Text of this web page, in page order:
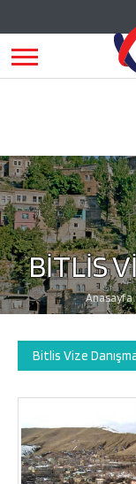
tüm
yanınızda!
koşullarına uygun
hizmetlerine yeni
BİTLİS
Anasayfa